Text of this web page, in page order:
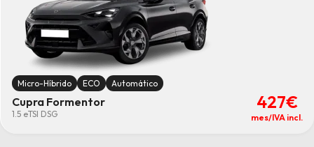
Micro-Híbrido ECO Automático
Cupra Formentor
1.5 eTSI DSG
427€
mes/IVA incl.